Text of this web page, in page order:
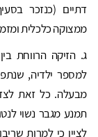
דתיים (כנזכר
ממצוקה כלכלית
ג. הזיקה הרווחת
למספר ילדיה,
מבעלה. כל זאת לצד
תמנע מגבר נשוי
לציין כי למרות